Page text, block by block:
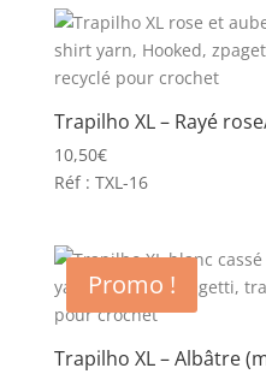
Trapilho XL – Rayé
10,50€
Réf : TXL-16
Promo !
Trapilho XL – Albâtre